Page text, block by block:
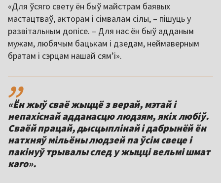
«Для ўсяго свету ён быў майстрам баявых
мастацтваў, акторам і сімвалам сілы, – пішуць у
развітальным допісе. – Для нас ён быў адданым
мужам, любячым бацькам і дзедам, неймаверным
братам і сэрцам нашай сям’і».
,,
«Ён жыў сваё жыццё з верай, мэтай і
непахіснай адданасцю людзям, якіх любіў.
Сваёй працай, дысцыплінай і дабрынёй ён
натхняў мільёны людзей па ўсім свеце і
пакінуў трывалы след у жыцці вельмі шмат
каго».